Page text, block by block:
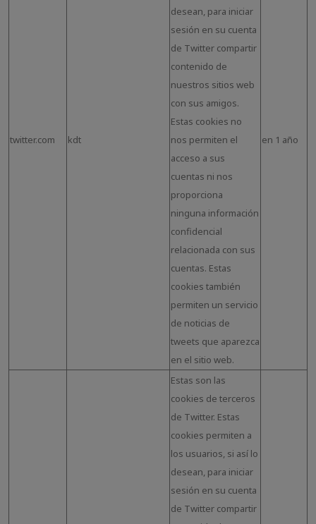
twitter.com kdt
desean, para iniciar
sesión en su cuenta
de Twitter compartir
contenido de
nuestros sitios web
con sus amigos.
Estas cookies no
nos permiten el
acceso a sus
cuentas ni nos
proporciona
ninguna información
confidencial
relacionada con sus
cuentas. Estas
cookies también
permiten un servicio
de noticias de
tweets que aparezca
en el sitio web.
en 1 año
Estas son las
cookies de terceros
de Twitter. Estas
cookies permiten a
los usuarios, si así lo
desean, para iniciar
sesión en su cuenta
de Twitter compartir